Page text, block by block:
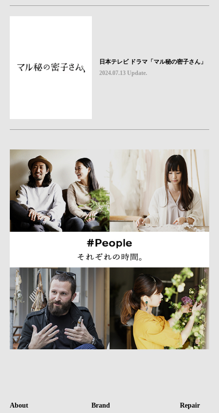
日本テレビ ドラマ「マル秘の密子さん」
2024.07.13 Update.
About Brand Repair